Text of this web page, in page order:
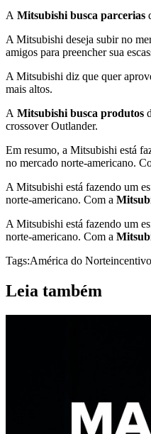
A Mitsubishi busca parcerias
A Mitsubishi deseja subir no
amigos para preencher sua
A Mitsubishi diz que quer
mais altos.
A Mitsubishi busca produtos
crossover Outlander.
Em resumo, a Mitsubishi está
no mercado norte-americano.
A Mitsubishi está fazendo um
norte-americano. Com a
A Mitsubishi está fazendo um
norte-americano. Com a
Tags:América do Norte
Leia também